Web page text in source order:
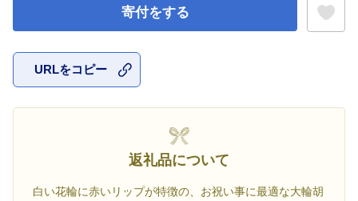
寄付をする
URLをコピー
返礼品について
白い花輪に赤いリップが特徴の、お祝い事に最適な大輪胡